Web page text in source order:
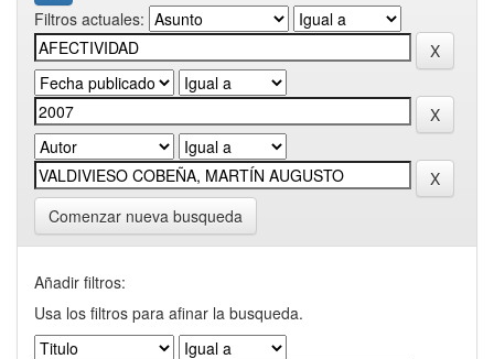
Filtros actuales:
Comenzar nueva busqueda
Añadir filtros:
Usa los filtros para afinar la busqueda.